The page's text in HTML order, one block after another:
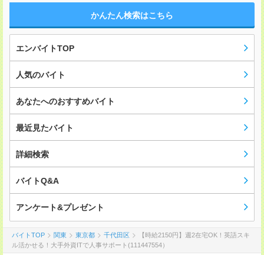
かんたん検索はこちら
エンバイトTOP
人気のバイト
あなたへのおすすめバイト
最近見たバイト
詳細検索
バイトQ&A
アンケート&プレゼント
バイトTOP 関東 東京都 千代田区
【時給2150円】週2在宅OK！英語スキ
ル活かせる！大手外資ITで人事サポート(111447554）